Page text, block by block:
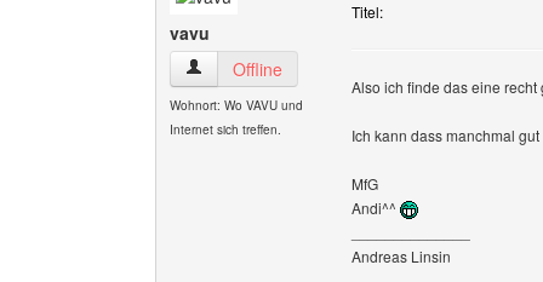
vavu
vavu Benutzer-Profile anzeigen
Offline
Wohnort: Wo VAVU und
Internet sich treffen.
Titel:
Also ich finde das eine
Ich kann dass manchmal
MfG
Andi^^
Andreas Linsin